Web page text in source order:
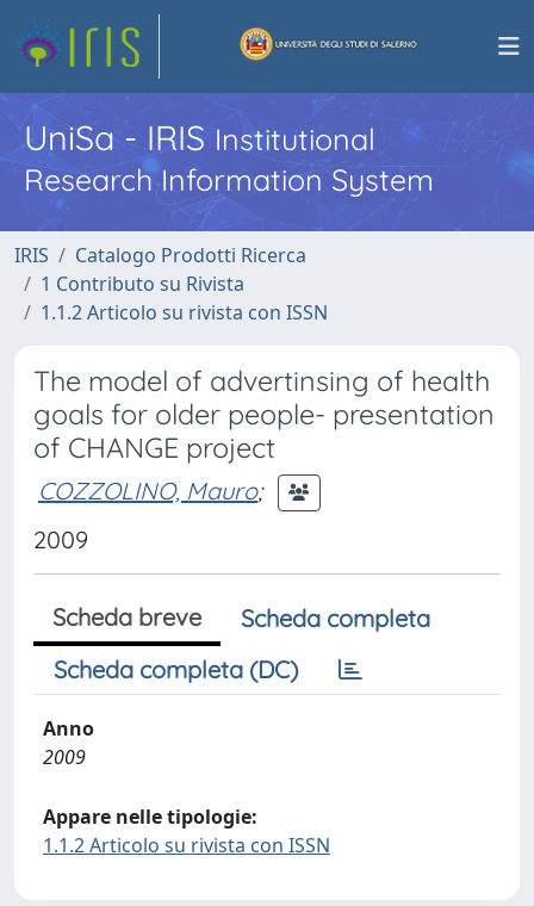
UniSa - IRISInstitutional
Research Information System
IRIS
Catalogo Prodotti Ricerca
1 Contributo su Rivista
1.1.2 Articolo su rivista con ISSN
The model of advertinsing of health
goals for older people- presentation
of CHANGE project
COZZOLINO, Mauro;
2009
Scheda breve
Scheda completa
Scheda completa (DC)
Anno
2009
Appare nelle tipologie:
1.1.2 Articolo su rivista con ISSN